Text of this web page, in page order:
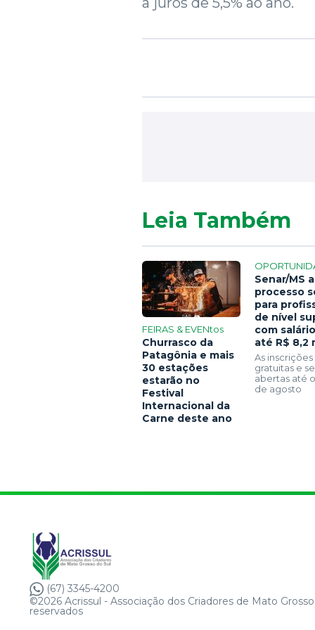
Leia Também
FEIRAS & EVENtos
Churrasco da
Patagônia e mais
30 estações
estarão no
Festival
Internacional da
Carne deste ano
Senar/MS
processo
para
de nível
com
até R$ 8,2
As inscrições
gratuitas e
abertas até
de agosto
(67) 3345-4200
©2026 Acrissul - Associação dos Criadores de Mato
reservados